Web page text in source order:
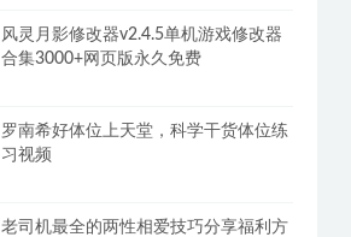
风灵月影修改器v2.4.5单机游戏修改器
合集3000+网页版永久免费
罗南希好体位上天堂，科学干货体位练
习视频
老司机最全的两性相爱技巧分享福利方